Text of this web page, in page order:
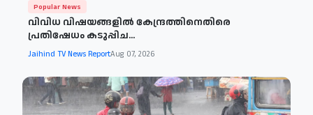
Popular News
വിവിധ വിഷയങ്ങളില്‍ കേന്ദ്രത്തിനെതിരെ
പ്രതിഷേധം കടുപ്പിച...
Jaihind TV News ReportAug 07, 2026